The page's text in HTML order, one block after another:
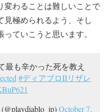
変わることは難しいことで
見極められるよう、そし
ていこうと思います。
最も辛かった死を教え
#ディアブロIIリザレ
October 7,